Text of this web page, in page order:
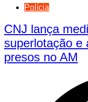
Polícia
CNJ lança
superlotação e
presos no AM